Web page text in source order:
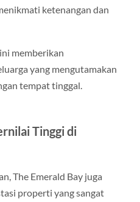
ketenangan dan
memberikan
yang mengutamakan
tempat tinggal.
Tinggi di
The Emerald Bay juga
properti yang sangat